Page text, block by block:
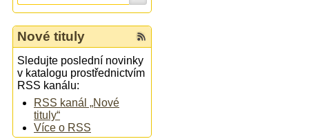
Nové tituly
Sledujte poslední novinky
v katalogu prostřednictvím
RSS kanálu:
RSS kanál „Nové
tituly“
Více o RSS